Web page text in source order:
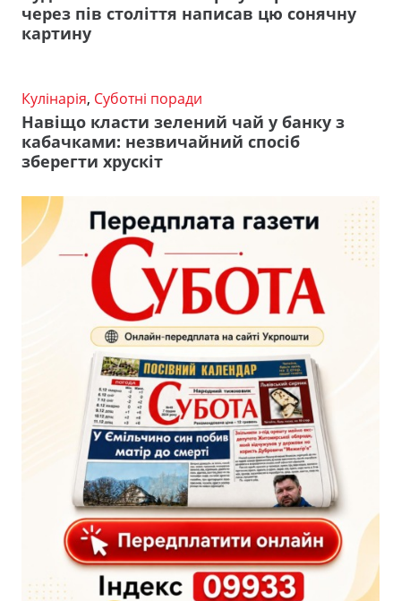
через пів століття написав цю сонячну
картину
Кулінарія, Суботні поради
Навіщо класти зелений чай у банку з
кабачками: незвичайний спосіб
зберегти хрускіт